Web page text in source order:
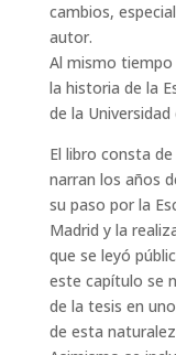
cambios,
autor.
Al mismo
la historia de la
de la Universidad
El libro consta
narran los años
su paso por la
Madrid y la
que se leyó
este capítulo se
de la tesis en
de esta